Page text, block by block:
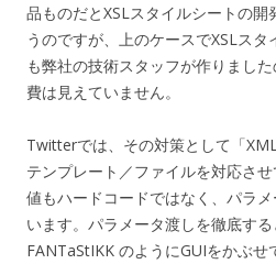
品ものだとXSLスタイルシートの開
うのですが、上のケースでXSLス
も弊社の技術スタッフが作りまし
費は見えていません。
Twitterでは、その対策として「
テンプレート／ファイルを対応さ
値もハードコードではなく、パラ
います。パラメータ渡しを徹底す
FANTaStIKK のようにGUIをかぶせ